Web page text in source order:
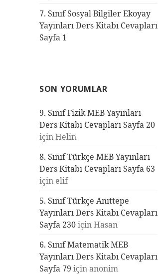
7. Sınıf Sosyal Bilgiler Ekoyay
Yayınları Ders Kitabı Cevapları
Sayfa 1
SON YORUMLAR
9. Sınıf Fizik MEB Yayınları
Ders Kitabı Cevapları Sayfa 20
içinHelin
8. Sınıf Türkçe MEB Yayınları
Ders Kitabı Cevapları Sayfa 63
için elif
5. Sınıf Türkçe Anıttepe
Yayınları Ders Kitabı Cevapları
Sayfa 230içinHasan
6. Sınıf Matematik MEB
Yayınları Ders Kitabı Cevapları
Sayfa 79 için anonim